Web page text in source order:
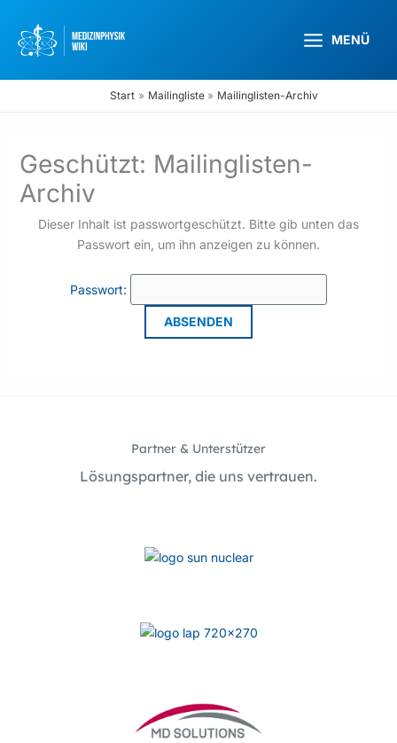
Inhalt
springen
MENÜ
Start Mailingliste Mailinglisten-Archiv
Geschützt: Mailinglisten-
Archiv
Dieser Inhalt ist passwortgeschützt. Bitte gib unten das
Passwort ein, um ihn anzeigen zu können.
Passwort:
Partner & Unterstützer
Lösungspartner, die uns vertrauen.